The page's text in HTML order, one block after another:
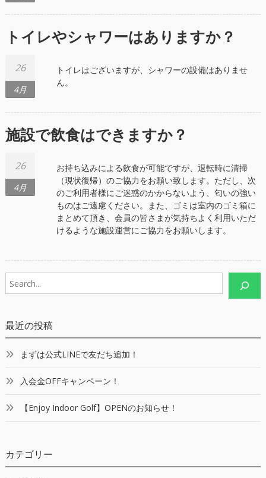
トイレやシャワーはありますか？
26
4月
トイレはございますが、シャワーの設備はありませ
ん。
施設で飲食はできますか？
26
4月
お持ち込みによる飲食が可能ですが、退転時に清掃
（現状復帰）のご協力をお願い致します。ただし、次
のご利用者様にご迷惑のかからないよう、匂いの強い
ものはご遠慮ください。また、ゴミは室内のゴミ箱に
まとめて頂き、会員の皆さまが気持ちよく利用いただ
けるような施設運営にご協力をお願いします。
検
索
最近の投稿
まずは公式LINEで友だち追加！
入会金OFFキャンペーン！
【Enjoy Indoor Golf】OPENのお知らせ！
カテゴリー